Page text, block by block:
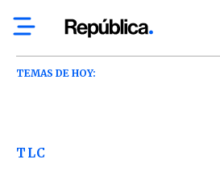
TEMAS DE HOY:
TLC